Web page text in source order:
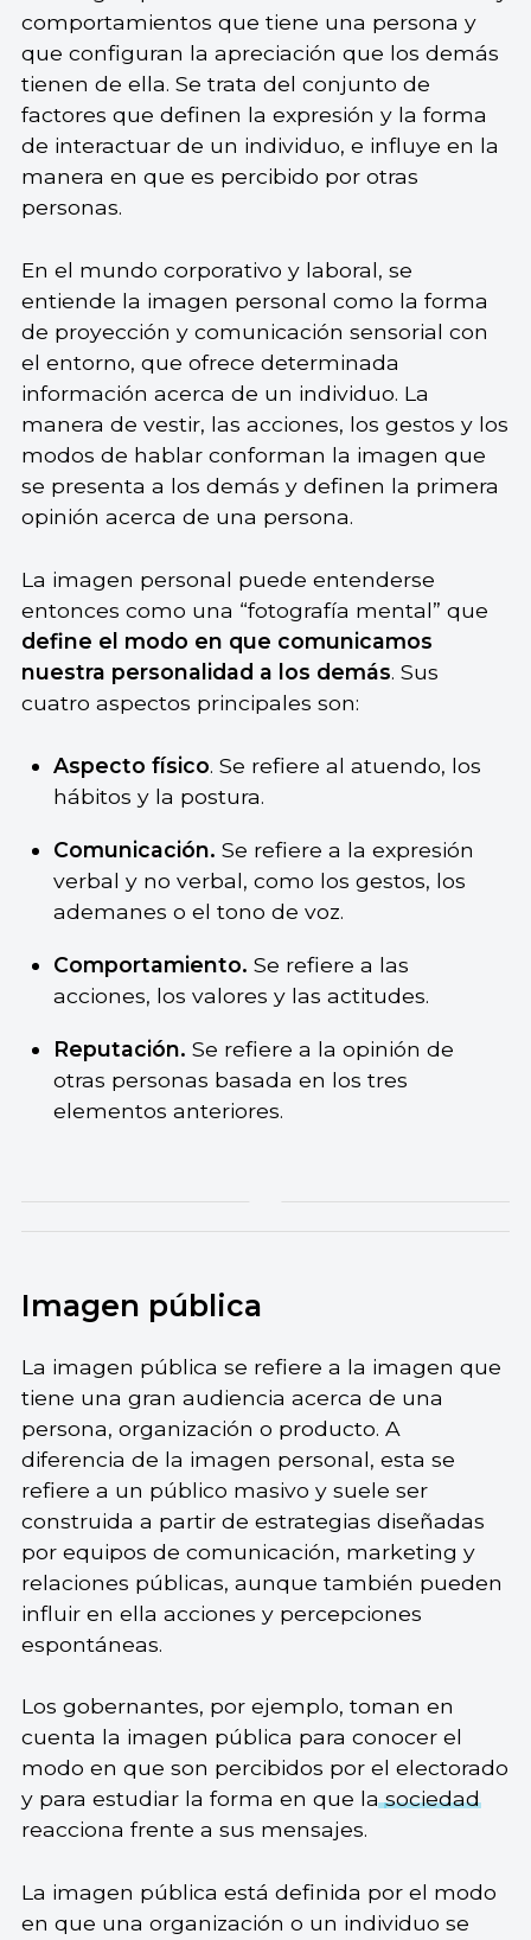
comportamientos que tiene una persona y
que configuran la apreciación que los demás
tienen de ella. Se trata del conjunto de
factores que definen la expresión y la forma
de interactuar de un individuo, e influye en la
manera en que es percibido por otras
personas.
En el mundo corporativo y laboral, se
entiende la imagen personal como la forma
de proyección y comunicación sensorial con
el entorno, que ofrece determinada
información acerca de un individuo. La
manera de vestir, las acciones, los gestos y los
modos de hablar conforman la imagen que
se presenta a los demás y definen la primera
opinión acerca de una persona.
La imagen personal puede entenderse
entonces como una “fotografía mental” que
define el modo en que comunicamos
nuestra personalidad a los demás. Sus
cuatro aspectos principales son:
Aspecto físico. Se refiere al atuendo, los
hábitos y la postura.
Comunicación. Se refiere a la expresión
verbal y no verbal, como los gestos, los
ademanes o el tono de voz.
Comportamiento. Se refiere a las
acciones, los valores y las actitudes.
Reputación. Se refiere a la opinión de
otras personas basada en los tres
elementos anteriores.
Imagen pública
La imagen pública se refiere a la imagen que
tiene una gran audiencia acerca de una
persona, organización o producto. A
diferencia de la imagen personal, esta se
refiere a un público masivo y suele ser
construida a partir de estrategias diseñadas
por equipos de comunicación, marketing y
relaciones públicas, aunque también pueden
influir en ella acciones y percepciones
espontáneas.
Los gobernantes, por ejemplo, toman en
cuenta la imagen pública para conocer el
modo en que son percibidos por el electorado
y para estudiar la forma en que la sociedad
reacciona frente a sus mensajes.
La imagen pública está definida por el modo
en que una organización o un individuo se